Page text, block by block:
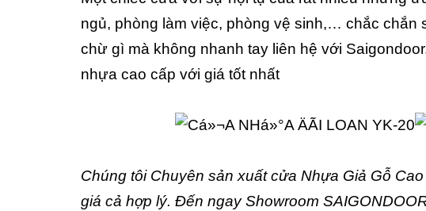
ngủ, phòng làm việc, phòng vệ sinh,… chắc
chừ gì mà không nhanh tay liên hệ với
nhựa cao cấp với giá tốt nhất
Chúng tôi Chuyên sản xuất cửa Nhựa Giả Gỗ Cao
giá cả hợp lý. Đến ngay Showroom